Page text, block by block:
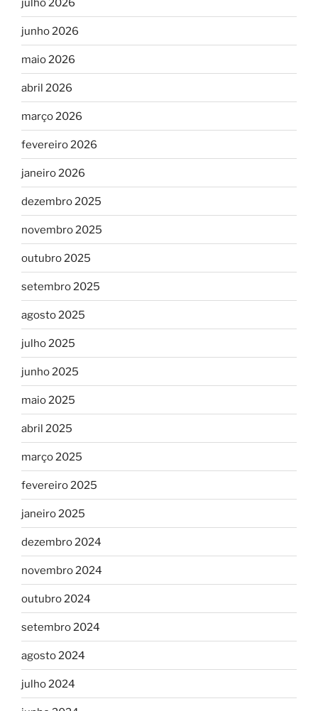
julho 2026
junho 2026
maio 2026
abril 2026
março 2026
fevereiro 2026
janeiro 2026
dezembro 2025
novembro 2025
outubro 2025
setembro 2025
agosto 2025
julho 2025
junho 2025
maio 2025
abril 2025
março 2025
fevereiro 2025
janeiro 2025
dezembro 2024
novembro 2024
outubro 2024
setembro 2024
agosto 2024
julho 2024